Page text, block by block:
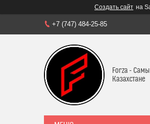
Создать сайт на
+7 (747) 484-25-85
Forza -
Казахстане